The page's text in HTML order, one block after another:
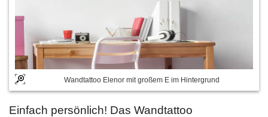
Wandtattoo Elenor mit großem E im Hintergrund
Einfach persönlich! Das Wandtattoo